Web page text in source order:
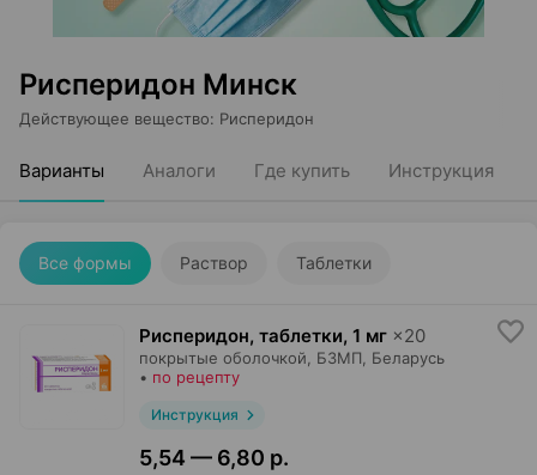
Рисперидон Минск
Действующее вещество: Рисперидон
Варианты Аналоги Где купить Инструкция
Все формы Раствор Таблетки
Рисперидон, таблетки, 1 мг ×20
покрытые оболочкой, БЗМП , Беларусь
• по рецепту
Инструкция
5,54 — 6,80 р.